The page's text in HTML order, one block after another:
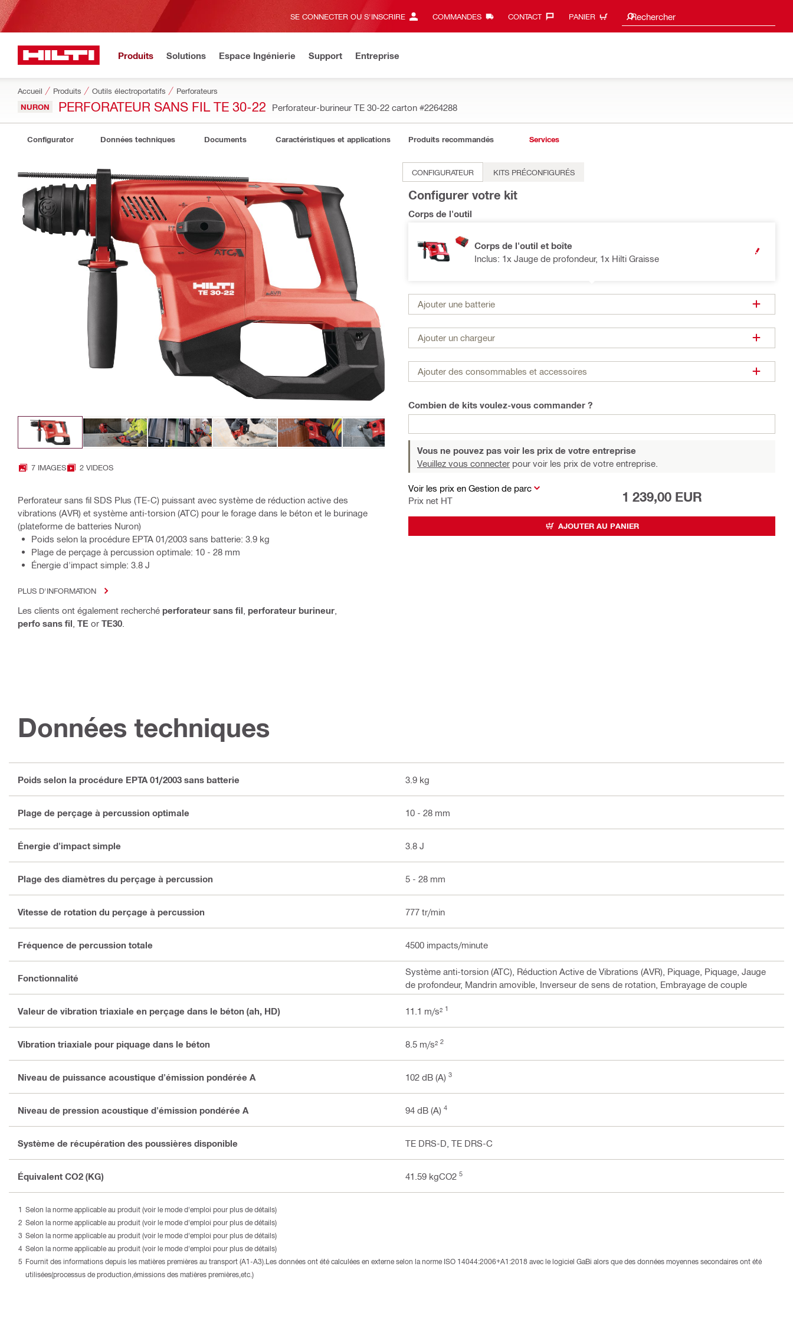
SE CONNECTER OU S'INSCRIRE COMMANDES CONTACT‎ PANIER Rechercher
Search suggestions
Produits Solutions Espace Ingénierie Support Entreprise
Accueil Produits Outils électroportatifs Perforateurs
NURON PERFORATEUR SANS FIL TE 30-22 Perforateur-burineur TE 30-22 carton #2264288
Configurator Données techniques Documents Caractéristiques et applications Produits recommandés Services
7 IMAGES 2 VIDEOS
Perforateur sans fil SDS Plus (TE-C) puissant avec système de réduction active des
vibrations (AVR) et système anti-torsion (ATC) pour le forage dans le béton et le burinage
(plateforme de batteries Nuron)
Poids selon la procédure EPTA 01/2003 sans batterie: 3.9 kg
Plage de perçage à percussion optimale: 10 - 28 mm
Énergie d'impact simple: 3.8 J
PLUS D'INFORMATION
Les clients ont également recherché perforateur sans fil perforateur burineur
perfo sans fil TE or TE30
CONFIGURATEUR KITS PRÉCONFIGURÉS
Configurer votre kit
Corps de l'outil
Corps de l'outil et boîte
Inclus: 1x Jauge de profondeur, 1x Hilti Graisse
OPEN
Ajouter une batterie
Ajouter un chargeur
Ajouter des consommables et accessoires
Combien de kits voulez-vous commander ?
Vous ne pouvez pas voir les prix de votre entreprise
Veuillez vous connecter pour voir les prix de votre entreprise.
Voir les prix en Gestion de parc
Prix net HT
1 239,00 EUR
AJOUTER AU PANIER
Données techniques
Poids selon la procédure EPTA 01/2003 sans batterie 3.9 kg
Plage de perçage à percussion optimale 10 - 28 mm
Énergie d'impact simple 3.8 J
Plage des diamètres du perçage à percussion 5 - 28 mm
Vitesse de rotation du perçage à percussion 777 tr/min
Fréquence de percussion totale 4500 impacts/minute
Fonctionnalité
Système anti-torsion (ATC), Réduction Active de Vibrations (AVR), Piquage, Piquage, Jauge
de profondeur, Mandrin amovible, Inverseur de sens de rotation, Embrayage de couple
Valeur de vibration triaxiale en perçage dans le béton (ah, HD) 11.1 m/s² 1
Vibration triaxiale pour piquage dans le béton 8.5 m/s² 2
Niveau de puissance acoustique d'émission pondérée A 102 dB (A) 3
Niveau de pression acoustique d'émission pondérée A 94 dB (A) 4
Système de récupération des poussières disponible TE DRS-D, TE DRS-C
Équivalent CO2 (KG) 41.59 kgCO2 5
Selon la norme applicable au produit (voir le mode d'emploi pour plus de détails)
Selon la norme applicable au produit (voir le mode d'emploi pour plus de détails)
Selon la norme applicable au produit (voir le mode d'emploi pour plus de détails)
Selon la norme applicable au produit (voir le mode d'emploi pour plus de détails)
Fournit des informations depuis les matières premières au transport (A1-A3).Les données ont été calculées en externe selon la norme ISO 14044:2006+A1:2018 avec le logiciel GaBi alors que des données moyennes secondaires ont été
utilisées(processus de production,émissions des matières premières,etc.)